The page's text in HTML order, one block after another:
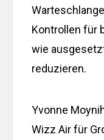
Kontrollen für
wie
reduzieren.
Yvonne
Wizz Air für